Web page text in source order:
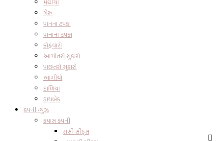
મધીયો
ગેરુ
પાનના ટપકા
પાનાના ટપકા
કોહવારો
આગોતરો સુકારો
પાછતરો સુકારો
આગીયો
દાળિયા
ડાયબેક
કંપની ન્યુઝ
કપાસ કંપની
રાસી સીડ્સ